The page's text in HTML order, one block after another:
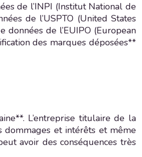
de l’INPI (Institut National de
de l’USPTO (United States
de l’EUIPO (European
des marques déposées**
L’entreprise titulaire de la
dommages et intérêts et même
avoir des conséquences très